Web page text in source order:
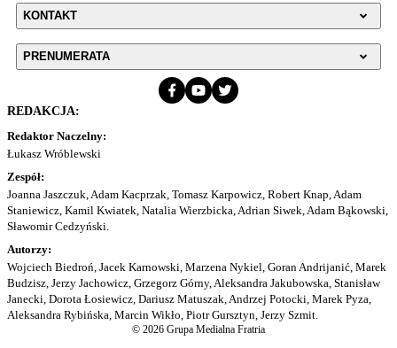
KONTAKT
PRENUMERATA
REDAKCJA:
Redaktor Naczelny:
Łukasz Wróblewski
Zespół:
Joanna Jaszczuk, Adam Kacprzak, Tomasz Karpowicz, Robert Knap, Adam
Staniewicz, Kamil Kwiatek, Natalia Wierzbicka, Adrian Siwek, Adam Bąkowski,
Sławomir Cedzyński.
Autorzy:
Wojciech Biedroń, Jacek Karnowski, Marzena Nykiel, Goran Andrijanić, Marek
Budzisz, Jerzy Jachowicz, Grzegorz Górny, Aleksandra Jakubowska, Stanisław
Janecki, Dorota Łosiewicz, Dariusz Matuszak, Andrzej Potocki, Marek Pyza,
Aleksandra Rybińska, Marcin Wikło, Piotr Gursztyn, Jerzy Szmit.
© 2026 Grupa Medialna Fratria